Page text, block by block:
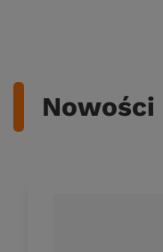
Nowości